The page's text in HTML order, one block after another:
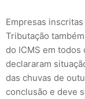
Empresas
Tributação
do ICMS em
declararam
das chuvas de
conclusão e deve